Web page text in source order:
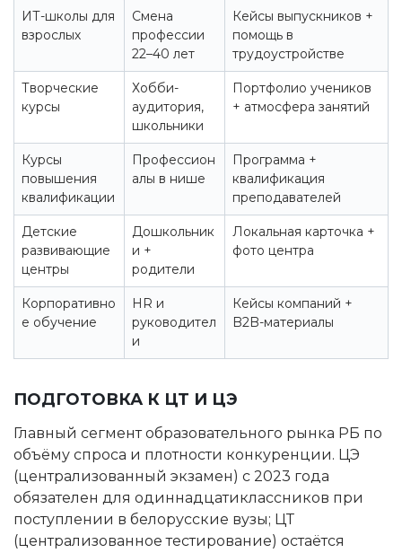
ИТ-школы для
взрослых
Смена
профессии
22–40 лет
Кейсы выпускников +
помощь в
трудоустройстве
Творческие
курсы
Хобби-
аудитория,
школьники
Портфолио учеников
+ атмосфера занятий
Курсы
повышения
квалификации
Профессион
алы в нише
Программа +
квалификация
преподавателей
Детские
развивающие
центры
Дошкольник
и +
родители
Локальная карточка +
фото центра
Корпоративно
е обучение
HR и
руководител
и
Кейсы компаний +
B2B-материалы
ПОДГОТОВКА К ЦТ И ЦЭ
Главный сегмент образовательного рынка РБ по
объёму спроса и плотности конкуренции. ЦЭ
(централизованный экзамен) с 2023 года
обязателен для одиннадцатиклассников при
поступлении в белорусские вузы; ЦТ
(централизованное тестирование) остаётся